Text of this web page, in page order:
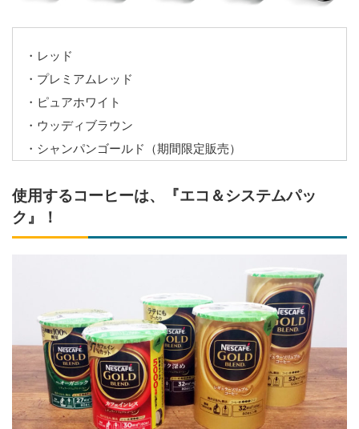
・レッド
・プレミアムレッド
・ピュアホワイト
・ウッディブラウン
・シャンパンゴールド（期間限定販売）
使用するコーヒーは、『エコ＆システムパッ
ク』！